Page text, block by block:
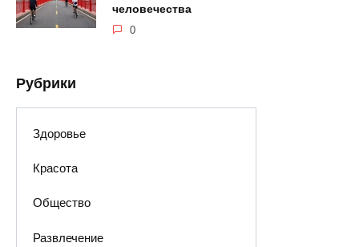
человечества
0
Рубрики
Здоровье
Красота
Общество
Развлечение